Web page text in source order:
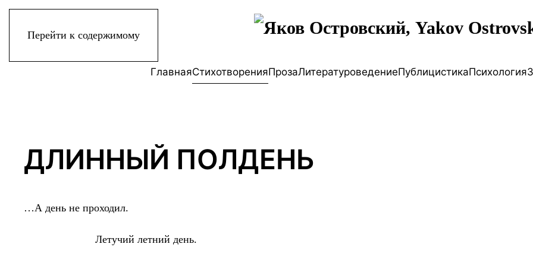
Перейти к содержимому
ГлавнаяСтихотворенияПрозаЛитературоведениеПублицистикаПсихология
ДЛИННЫЙ ПОЛДЕНЬ
…А день не проходил.
Летучий летний день.